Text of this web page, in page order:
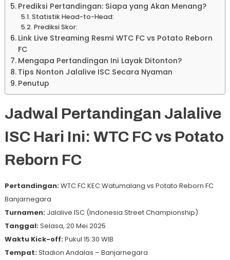
Prediksi Pertandingan: Siapa yang Akan Menang?
Statistik Head-to-Head:
Prediksi Skor:
Link Live Streaming Resmi WTC FC vs Potato Reborn
FC
Mengapa Pertandingan Ini Layak Ditonton?
Tips Nonton Jalalive ISC Secara Nyaman
Penutup
Jadwal Pertandingan Jalalive
ISC Hari Ini: WTC FC vs Potato
Reborn FC
Pertandingan:WTC FC KEC Watumalang vs Potato Reborn FC
Banjarnegara
Turnamen:Jalalive ISC (Indonesia Street Championship)
Tanggal:Selasa, 20 Mei 2025
Waktu Kick-off:Pukul 15:30 WIB
Tempat:Stadion Andalas – Banjarnegara